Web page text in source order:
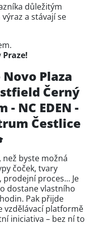
důležitým
a stávají se
Praze!
Plaza
Černý
- NC EDEN -
Čestlice
než byste možná
čoček, tvary
proces... Je
dostane vlastního
Pak přijde
vzdělávací platformě
iniciativa – bez ní to